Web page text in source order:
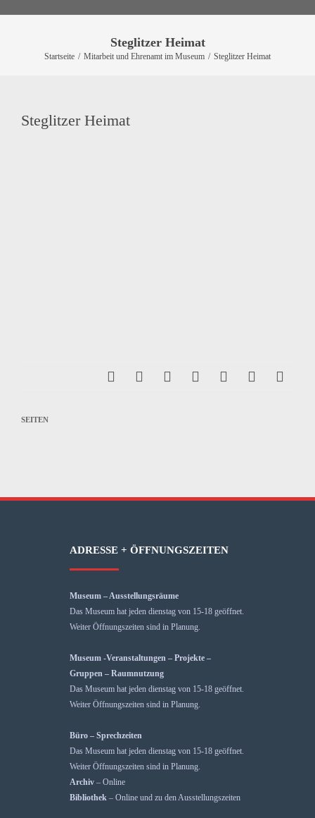
Steglitzer Heimat
Startseite / Mitarbeit und Ehrenamt im Museum / Steglitzer Heimat
Steglitzer Heimat
SEITEN
ADRESSE + ÖFFNUNGSZEITEN
Museum – Ausstellungsräume
Das Museum hat jeden dienstag von 15-18 geöffnet.
Weiter Öffnungszeiten sind in Planung.
Museum -Veranstaltungen – Projekte –
Gruppen – Raumnutzung
Das Museum hat jeden dienstag von 15-18 geöffnet.
Weiter Öffnungszeiten sind in Planung.
Büro – Sprechzeiten
Das Museum hat jeden dienstag von 15-18 geöffnet.
Weiter Öffnungszeiten sind in Planung.
Archiv – Online
Bibliothek – Online und zu den Ausstellungszeiten